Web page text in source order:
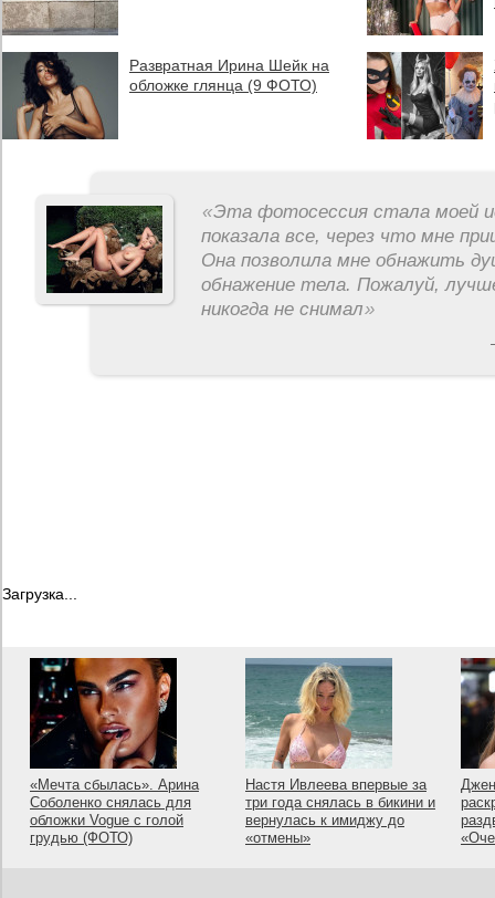
Развратная Ирина Шейк на
обложке глянца (9 ФОТО)
«Эта фотосессия стала моей
показала все, через что мне
Она позволила мне обнажить
обнажение тела. Пожалуй,
никогда не снимал»
Загрузка...
«Мечта сбылась». Арина
Соболенко снялась для
обложки Vogue с голой
грудью (ФОТО)
Настя Ивлеева впервые за
три года снялась в бикини и
вернулась к имиджу до
«отмены»